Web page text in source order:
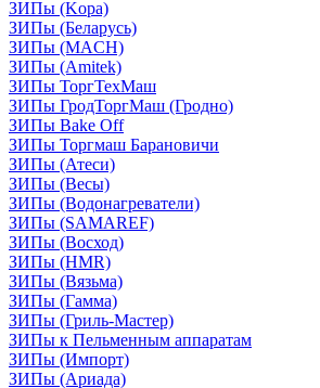
ЗИПы (Kopa)
ЗИПы (Беларусь)
ЗИПы (MACH)
ЗИПы (Amitek)
ЗИПы ТоргТехМаш
ЗИПы ГродТоргМаш (Гродно)
ЗИПы Bake Off
ЗИПы Торгмаш Барановичи
ЗИПы (Атеси)
ЗИПы (Весы)
ЗИПы (Водонагреватели)
ЗИПы (SAMAREF)
ЗИПы (Восход)
ЗИПы (HMR)
ЗИПы (Вязьма)
ЗИПы (Гамма)
ЗИПы (Гриль-Мастер)
ЗИПы к Пельменным аппаратам
ЗИПы (Импорт)
ЗИПы (Ариада)